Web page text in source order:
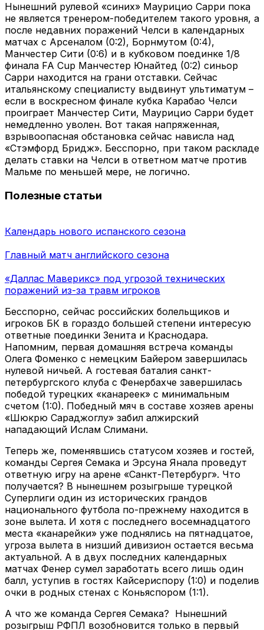
Нынешний рулевой «синих» Маурицио Сарри пока
не является тренером-победителем такого уровня, а
после недавних поражений Челси в календарных
матчах с Арсеналом (0:2), Борнмутом (0:4),
Манчестер Сити (0:6) и в кубковом поединке 1/8
финала FA Cup Манчестер Юнайтед (0:2) синьор
Сарри находится на грани отставки. Сейчас
итальянскому специалисту выдвинут ультиматум –
если в воскресном финале кубка Карабао Челси
проиграет Манчестер Сити, Маурицио Сарри будет
немедленно уволен. Вот такая напряженная,
взрывоопасная обстановка сейчас нависла над
«Стэмфорд Бридж». Бесспорно, при таком раскладе
делать ставки на Челси в ответном матче против
Мальме по меньшей мере, не логично.
Полезные статьи
Календарь нового испанского сезона
Главный матч английского сезона
«Даллас Маверикс» под угрозой технических
поражений из-за травм игроков
Бесспорно, сейчас российских болельщиков и
игроков БК в гораздо большей степени интересую
ответные поединки Зенита и Краснодара.
Напомним, первая домашняя встреча команды
Олега Фоменко с немецким Байером завершилась
нулевой ничьей. А гостевая баталия санкт-
петербургского клуба с Фенербахче завершилась
победой турецких «канареек» с минимальным
счетом (1:0). Победный мяч в составе хозяев арены
«Шюкрю Сараджоглу» забил алжирский
нападающий Ислам Слимани.
Теперь же, поменявшись статусом хозяев и гостей,
команды Сергея Семака и Эрсуна Янала проведут
ответную игру на арене «Санкт-Петербург». Что
получается? В нынешнем розыгрыше турецкой
Суперлиги один из исторических грандов
национального футбола по-прежнему находится в
зоне вылета. И хотя с последнего восемнадцатого
места «канарейки» уже поднялись на пятнадцатое,
угроза вылета в низший дивизион остается весьма
актуальной. А в двух последних календарных
матчах Фенер сумел заработать всего лишь один
балл, уступив в гостях Кайсериспору (1:0) и поделив
очки в родных стенах с Коньяспором (1:1).
А что же команда Сергея Семака? Нынешний
розыгрыш РФПЛ возобновится только в первый